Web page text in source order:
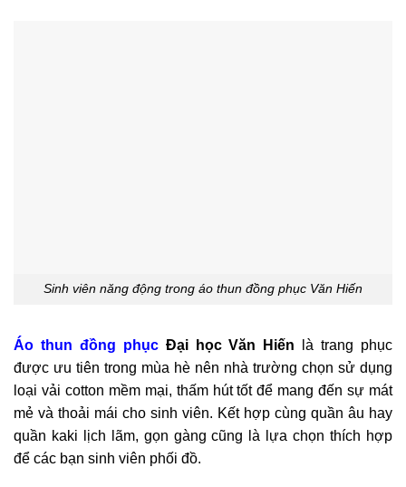
Sinh viên năng động trong áo thun đồng phục Văn Hiến
Áo thun đồng phục Đại học Văn Hiến
là trang phục
được ưu tiên trong mùa hè nên nhà trường chọn sử dụng
loại vải cotton mềm mại, thấm hút tốt để mang đến sự mát
mẻ và thoải mái cho sinh viên. Kết hợp cùng quần âu hay
quần kaki lịch lãm, gọn gàng cũng là lựa chọn thích hợp
để các bạn sinh viên phối đồ.